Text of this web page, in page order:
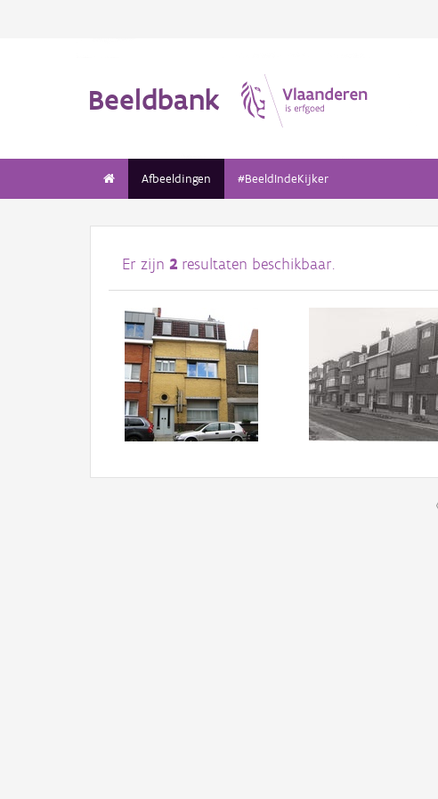
Beeldbank
Afbeeldingen #BeeldIndeKijker
Er zijn 2 resultaten beschikbaar.